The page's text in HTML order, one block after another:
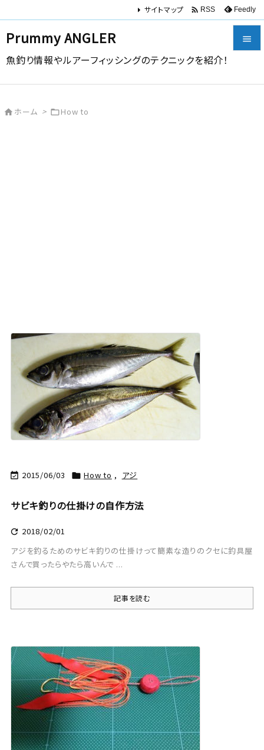
Prummy ANGLER
魚釣り情報やルアーフィッシングのテクニックを紹介！

サイトマップ  RSS Feedly
 ホーム > How to
 2015/06/03  How to , アジ
サビキ釣りの仕掛けの自作方法
 2018/02/01
アジを釣るためのサビキ釣りの仕掛けって簡素な造りのクセに釣具屋
さんで買ったらやたら高いんで ...
記事を読む